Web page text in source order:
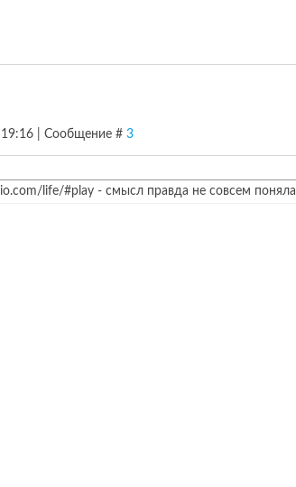
19:16 | Сообщение # 3
life/#play - смысл правда не совсем поняла